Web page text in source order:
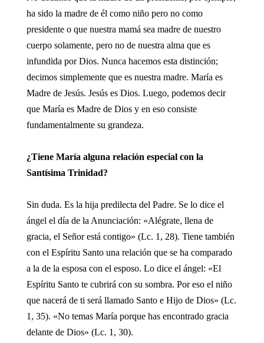
ha sido la madre de él como niño pero no como
presidente o que nuestra mamá sea madre de nuestro
cuerpo solamente, pero no de nuestra alma que es
infundida por Dios. Nunca hacemos esta distinción;
decimos simplemente que es nuestra madre. María es
Madre de Jesús. Jesús es Dios. Luego, podemos decir
que María es Madre de Dios y en eso consiste
fundamentalmente su grandeza.
¿Tiene María alguna relación especial con la
Santísima Trinidad?
Sin duda. Es la hija predilecta del Padre. Se lo dice el
ángel el día de la Anunciación: «Alégrate, llena de
gracia, el Señor está contigo» (Lc. 1, 28). Tiene también
con el Espíritu Santo una relación que se ha comparado
a la de la esposa con el esposo. Lo dice el ángel: «El
Espíritu Santo te cubrirá con su sombra. Por eso el niño
que nacerá de ti será llamado Santo e Hijo de Dios» (Lc.
1, 35). «No temas María porque has encontrado gracia
delante de Dios» (Lc. 1, 30).